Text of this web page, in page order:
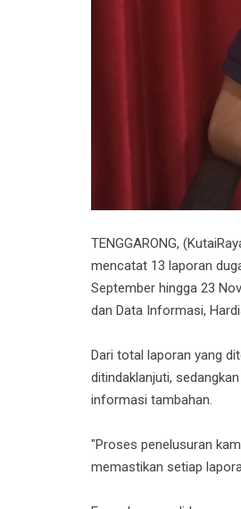
TENGGARONG,
mencatat 13 laporan
September hingga 23
dan Data Informasi,
Dari total laporan yang
ditindaklanjuti,
informasi tambahan.
"Proses penelusuran
memastikan setiap